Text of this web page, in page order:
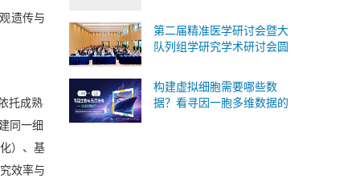
遗传与
托成熟
同一细
）、基
效率与
床转化
第二届精准医学研讨会暨大
队列组学研究学术研讨会圆
质组重磅国内首发！
构建虚拟细胞需要哪些数
据？看寻因一胞多维数据的